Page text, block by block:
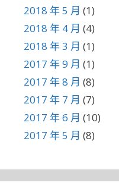
2018 年 5 月 (1)
2018 年 4 月 (4)
2018 年 3 月 (1)
2017 年 9 月 (1)
2017 年 8 月 (8)
2017 年 7 月 (7)
2017 年 6 月 (10)
2017 年 5 月 (8)